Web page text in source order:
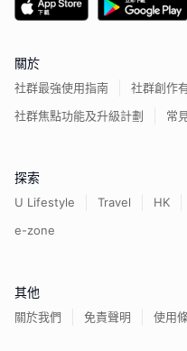
關於
社群最強使用指南
社群創作
社群焦點功能及升級計劃
常
探索
U Lifestyle Travel HK
e-zone
其他
關於我們 免責聲明 使用